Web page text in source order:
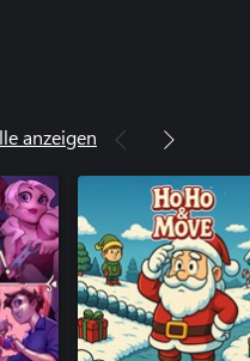
anzeigen